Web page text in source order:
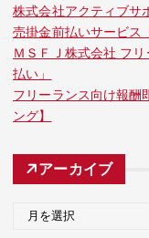
株式会社アクティブ
売掛金前払いサービス
ＭＳＦＪ株式会社 フ
払い」
フリーランス向け報酬
ング】
アーカイブ